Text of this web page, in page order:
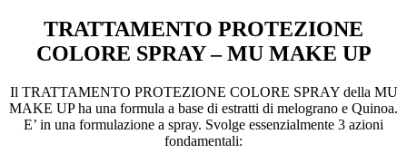
TRATTAMENTO PROTEZIONE
COLORE SPRAY – MU MAKE UP
Il TRATTAMENTO PROTEZIONE COLORE SPRAY della MU
MAKE UP ha una formula a base di estratti di melograno e Quinoa.
E’ in una formulazione a spray. Svolge essenzialmente 3 azioni
fondamentali: